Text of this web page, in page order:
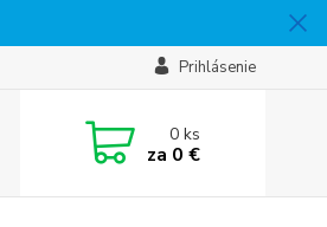
Prihlásenie
0ks
za 0 €